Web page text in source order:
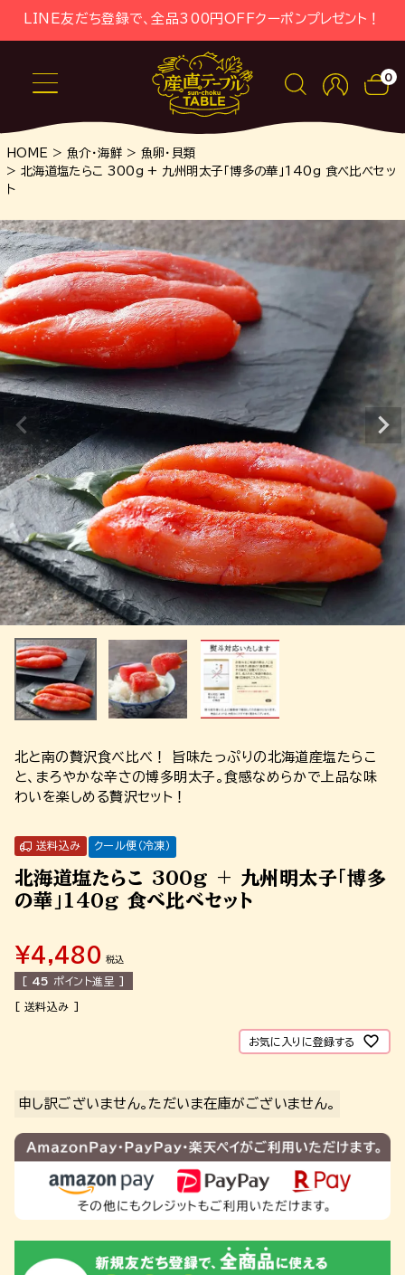
LINE友だち登録で、全品300円OFFクーポンプレゼント！
0
HOME 魚介・海鮮
魚卵・貝類
北海道塩たらこ 300g + 九州明太子「博多の華」140g 食べ比べセッ
ト
北と南の贅沢食べ比べ！ 旨味たっぷりの北海道産塩たらこ
と、まろやかな辛さの博多明太子。食感なめらかで上品な味
わいを楽しめる贅沢セット！
北海道塩たらこ 300g + 九州明太子「博多
の華」140g 食べ比べセット
送料込み クール便（冷凍）
¥4,480 税込
[ 45 ポイント進呈 ]
お気に入りに登録する
申し訳ございません。ただいま在庫がございません。